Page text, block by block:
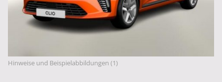
Hinweise und Beispielabbildungen (1)